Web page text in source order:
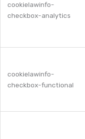
cookielawinfo-
checkbox-analytics
cookielawinfo-
checkbox-functional